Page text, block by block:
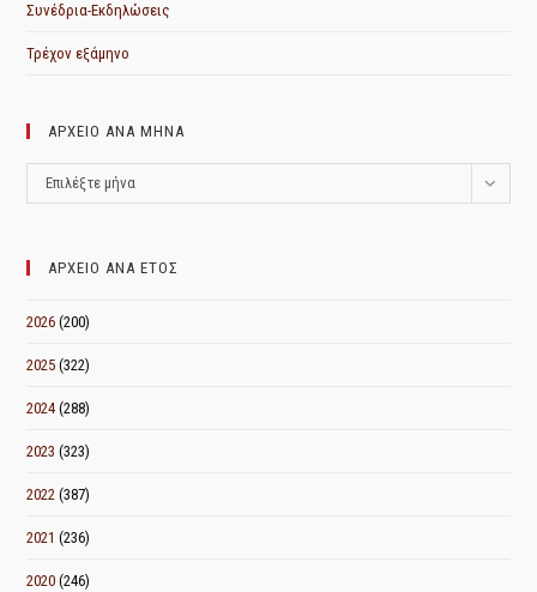
Συνέδρια-Εκδηλώσεις
Τρέχον εξάμηνο
ΑΡΧΕΙΟ ΑΝΑ ΜΗΝΑ
ΑΡΧΕΙΟ
ΑΝΑ
Επιλέξτε μήνα
ΑΡΧΕΙΟ ΑΝΑ ΕΤΟΣ
2026 (200)
2025 (322)
2024 (288)
2023 (323)
2022 (387)
2021 (236)
2020 (246)